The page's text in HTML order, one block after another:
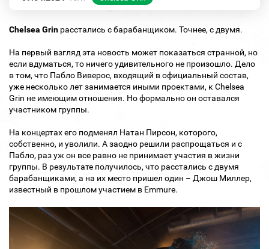
Chelsea Grin расстались с барабанщиком. Точнее, с двумя.
На первый взгляд эта новость может показаться странной, но
если вдуматься, то ничего удивительного не произошло. Дело
в том, что Пабло Виверос, входящий в официальный состав,
уже несколько лет занимается иными проектами, к Chelsea
Grin не имеющим отношения. Но формально он оставался
участником группы.
На концертах его подменял Натан Пирсон, которого,
собственно, и уволили. А заодно решили распрощаться и с
Пабло, раз уж он все равно не принимает участия в жизни
группы. В результате получилось, что расстались с двумя
барабанщиками, а на их место пришел один – Джош Миллер,
известный в прошлом участием в Emmure.